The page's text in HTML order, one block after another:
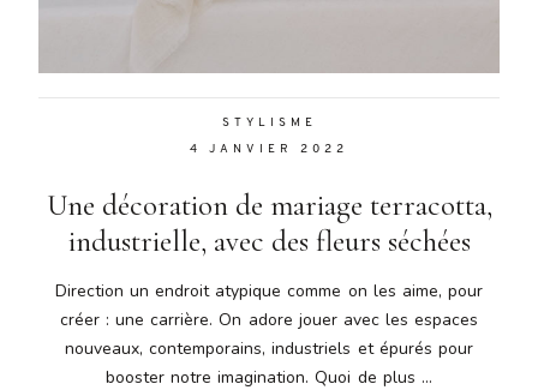
STYLISME
4 JANVIER 2022
Une décoration de mariage terracotta,
industrielle, avec des fleurs séchées
Direction un endroit atypique comme on les aime, pour
créer : une carrière. On adore jouer avec les espaces
nouveaux, contemporains, industriels et épurés pour
booster notre imagination. Quoi de plus ...
bibendum
nulla sed
Aenean
bibendum
nulla sed
consectetur.
Maecenas
faucibus
mollis
interdum.